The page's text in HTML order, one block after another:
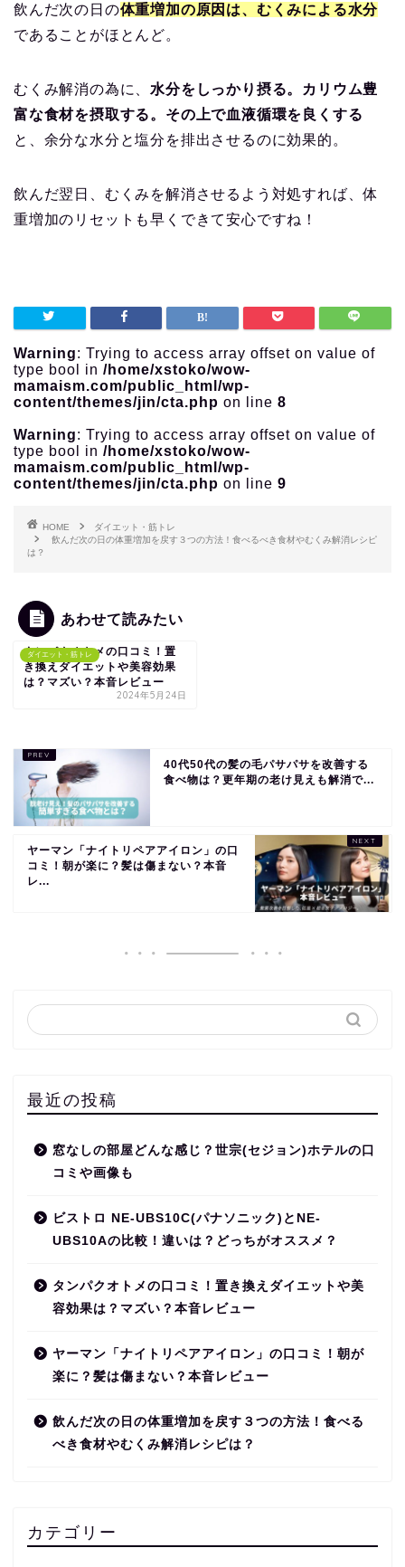
飲んだ次の日の体重増加の原因は、むくみによる水分
であることがほとんど。
むくみ解消の為に、 水分をしっかり摂る。カリウム豊
富な食材を摂取する。その上で血液循環を良くする
と、余分な水分と塩分を排出させるのに効果的。
飲んだ翌日、むくみを解消させるよう対処すれば、体
重増加のリセットも早くできて安心ですね！
Warning: Trying to access array offset on value of
type bool in /home/xstoko/wow-
mamaism.com/public_html/wp-
content/themes/jin/cta.php on line 8
Warning: Trying to access array offset on value of
type bool in /home/xstoko/wow-
mamaism.com/public_html/wp-
content/themes/jin/cta.php on line 9
HOME
ダイエット・筋トレ
飲んだ次の日の体重増加を戻す３つの方法！食べるべき食材やむくみ解消レシピ
は？
あわせて読みたい
ダイエット・筋トレ
タンパクオトメの口コミ！置
き換えダイエットや美容効果
は？マズい？本音レビュー
2024年5月24日
40代50代の髪の毛パサパサを改善する
食べ物は？更年期の老け見えも解消で...
ヤーマン「ナイトリペアアイロン」の口
コミ！朝が楽に？髪は傷まない？本音
レ...
最近の投稿
窓なしの部屋どんな感じ？世宗(セジョン)ホテルの口
コミや画像も
ビストロ NE-UBS10C(パナソニック)とNE-
UBS10Aの比較！違いは？どっちがオススメ？
タンパクオトメの口コミ！置き換えダイエットや美
容効果は？マズい？本音レビュー
ヤーマン「ナイトリペアアイロン」の口コミ！朝が
楽に？髪は傷まない？本音レビュー
飲んだ次の日の体重増加を戻す３つの方法！食べる
べき食材やむくみ解消レシピは？
カテゴリー